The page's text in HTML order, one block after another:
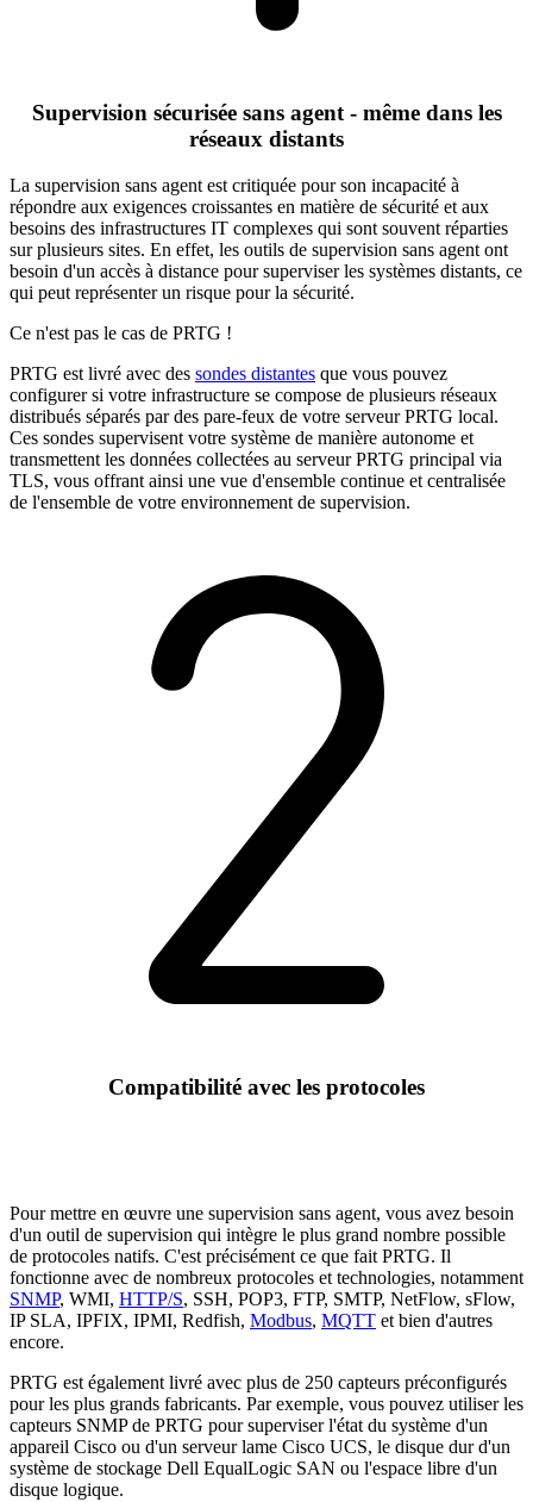
Supervision sécurisée sans agent - même dans les
réseaux distants
La supervision sans agent est critiquée pour son incapacité à
répondre aux exigences croissantes en matière de sécurité et aux
besoins des infrastructures IT complexes qui sont souvent réparties
sur plusieurs sites. En effet, les outils de supervision sans agent ont
besoin d'un accès à distance pour superviser les systèmes distants, ce
qui peut représenter un risque pour la sécurité.
Ce n'est pas le cas de PRTG !
PRTG est livré avec des sondes distantes que vous pouvez
configurer si votre infrastructure se compose de plusieurs réseaux
distribués séparés par des pare-feux de votre serveur PRTG local.
Ces sondes supervisent votre système de manière autonome et
transmettent les données collectées au serveur PRTG principal via
TLS, vous offrant ainsi une vue d'ensemble continue et centralisée
de l'ensemble de votre environnement de supervision.
Compatibilité avec les protocoles
Pour mettre en œuvre une supervision sans agent, vous avez besoin
d'un outil de supervision qui intègre le plus grand nombre possible
de protocoles natifs. C'est précisément ce que fait PRTG. Il
fonctionne avec de nombreux protocoles et technologies, notamment
SNMP, WMI, HTTP/S, SSH, POP3, FTP, SMTP, NetFlow, sFlow,
IP SLA, IPFIX, IPMI, Redfish, Modbus, MQTT et bien d'autres
encore.
PRTG est également livré avec plus de 250 capteurs préconfigurés
pour les plus grands fabricants. Par exemple, vous pouvez utiliser les
capteurs SNMP de PRTG pour superviser l'état du système d'un
appareil Cisco ou d'un serveur lame Cisco UCS, le disque dur d'un
système de stockage Dell EqualLogic SAN ou l'espace libre d'un
disque logique.